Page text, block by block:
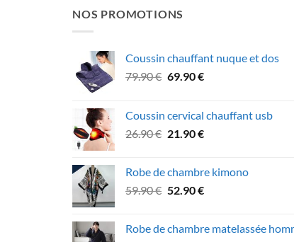
NOS PROMOTIONS
Coussin chauffant nuque et dos
79.90€ Le
était :
79.90 €.
69.90€Le
est :
69.90 €.
Coussin cervical chauffant usb
26.90€ Le
était :
26.90 €.
21.90€Le
est :
21.90 €.
Robe de chambre kimono
59.90€ Le
était :
52.90€Le
est :
Robe de chambre matelassée